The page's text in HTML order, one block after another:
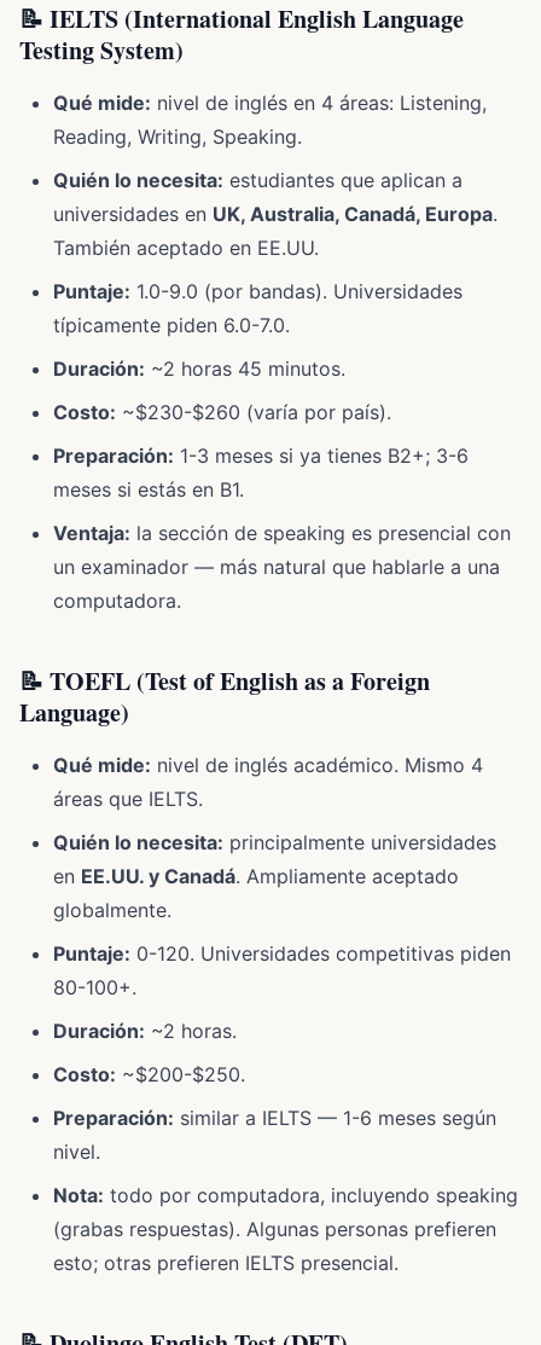
📝 IELTS (International English Language
Testing System)
Qué mide: nivel de inglés en 4 áreas: Listening,
Reading, Writing, Speaking.
Quién lo necesita: estudiantes que aplican a
universidades en UK, Australia, Canadá, Europa.
También aceptado en EE.UU.
Puntaje: 1.0-9.0 (por bandas). Universidades
típicamente piden 6.0-7.0.
Duración: ~2 horas 45 minutos.
Costo: ~$230-$260 (varía por país).
Preparación: 1-3 meses si ya tienes B2+; 3-6
meses si estás en B1.
Ventaja: la sección de speaking es presencial con
un examinador — más natural que hablarle a una
computadora.
📝 TOEFL (Test of English as a Foreign
Language)
Qué mide: nivel de inglés académico. Mismo 4
áreas que IELTS.
Quién lo necesita: principalmente universidades
en EE.UU. y Canadá. Ampliamente aceptado
globalmente.
Puntaje: 0-120. Universidades competitivas piden
80-100+.
Duración: ~2 horas.
Costo: ~$200-$250.
Preparación: similar a IELTS — 1-6 meses según
nivel.
Nota: todo por computadora, incluyendo speaking
(grabas respuestas). Algunas personas prefieren
esto; otras prefieren IELTS presencial.